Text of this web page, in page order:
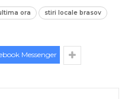
ora
stiri locale brasov
Messenger